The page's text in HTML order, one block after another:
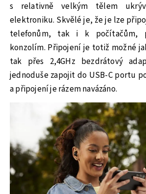
s relativně velkým tělem
elektroniku. Skvělé je, že je lze
telefonům, tak i k počítačům,
konzolím. Připojení je totiž možné
tak přes 2,4GHz bezdrátový
jednoduše zapojit do USB-C portu
a připojení je rázem navázáno.